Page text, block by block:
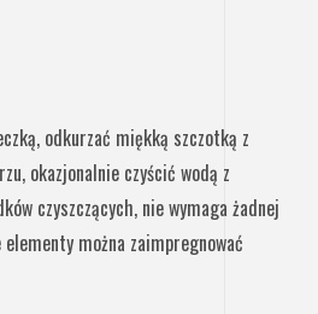
odkurzać miękką szczotką z
okazjonalnie czyścić wodą z
czyszczących, nie wymaga żadnej
można zaimpregnować